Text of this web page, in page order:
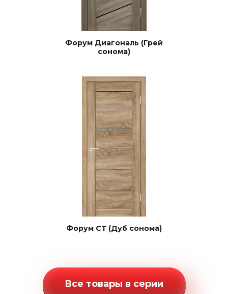
Форум Диагональ (Грей
сонома)
Форум СТ (Дуб сонома)
Все товары в серии